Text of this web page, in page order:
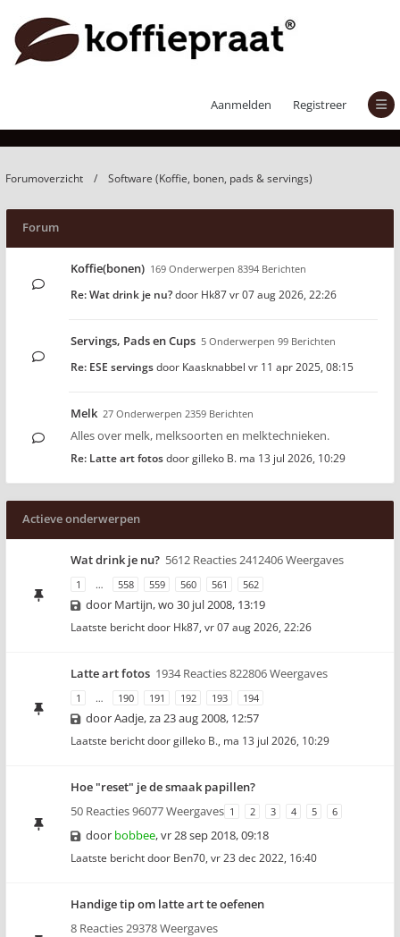
Aanmelden Registreer
Software (Koffie, bonen, pads & servings)
Forumoverzicht Software (Koffie, bonen, pads & servings)
Forum
Koffie(bonen) 169 Onderwerpen 8394 Berichten
Re: Wat drink je nu?door Hk87vr 07 aug 2026, 22:26
Servings, Pads en Cups 5 Onderwerpen 99 Berichten
Re: ESE servingsdoor Kaasknabbel vr 11 apr 2025, 08:15
Melk 27 Onderwerpen 2359 Berichten
Alles over melk, melksoorten en melktechnieken.
Re: Latte art fotosdoorgilleko B. ma 13 jul 2026, 10:29
Actieve onderwerpen
Wat drink je nu? 5612 Reacties 2412406 Weergaves
1 … 558 559 560 561 562
door Martijn,wo 30 jul 2008, 13:19
Laatste bericht door Hk87, vr 07 aug 2026, 22:26
Latte art fotos 1934 Reacties 822806 Weergaves
1 … 190 191 192 193 194
doorAadje,za 23 aug 2008, 12:57
Laatste bericht doorgilleko B., ma 13 jul 2026, 10:29
Hoe "reset" je de smaak papillen?
50 Reacties 96077 Weergaves 1 2 3 4 5 6
door bobbee,vr 28 sep 2018, 09:18
Laatste bericht door Ben70, vr 23 dec 2022, 16:40
Handige tip om latte art te oefenen
8 Reacties 29378 Weergaves